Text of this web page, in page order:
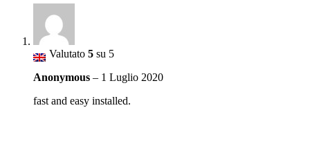
Valutato 5 su 5
Anonymous – 1 Luglio 2020
fast and easy installed.